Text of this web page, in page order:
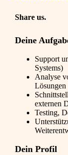
Share us.
Deine
Support
Systems)
Analyse
Lösungen
externen
Testing,
Dein Profil